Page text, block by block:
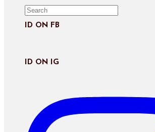
ID ON FB
ID ON IG